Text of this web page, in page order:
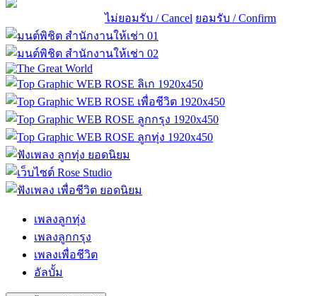
ไม่ยอมรับ / Cancel ยอมรับ / Confirm
เพลงลูกทุ่ง
เพลงลูกกรุง
เพลงเพื่อชีวิต
อัลบั้ม